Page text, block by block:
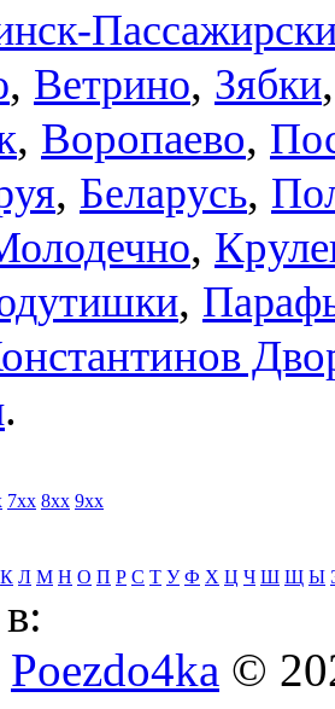
, Ветрино, Зябки
, Воропаево,
, Беларусь,
,
,
.
7xx 8xx 9xx
К Л М Н О П Р С Т У Ф Х Ц Ч Ш Щ Ы
Poezdo4ka ©